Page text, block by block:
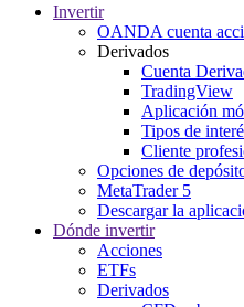
Invertir
OANDA cuenta
Derivados
Cuenta
TradingView
Aplicación
Tipos de
Cliente
Opciones de
MetaTrader 5
Descargar la
Dónde invertir
Acciones
ETFs
Derivados